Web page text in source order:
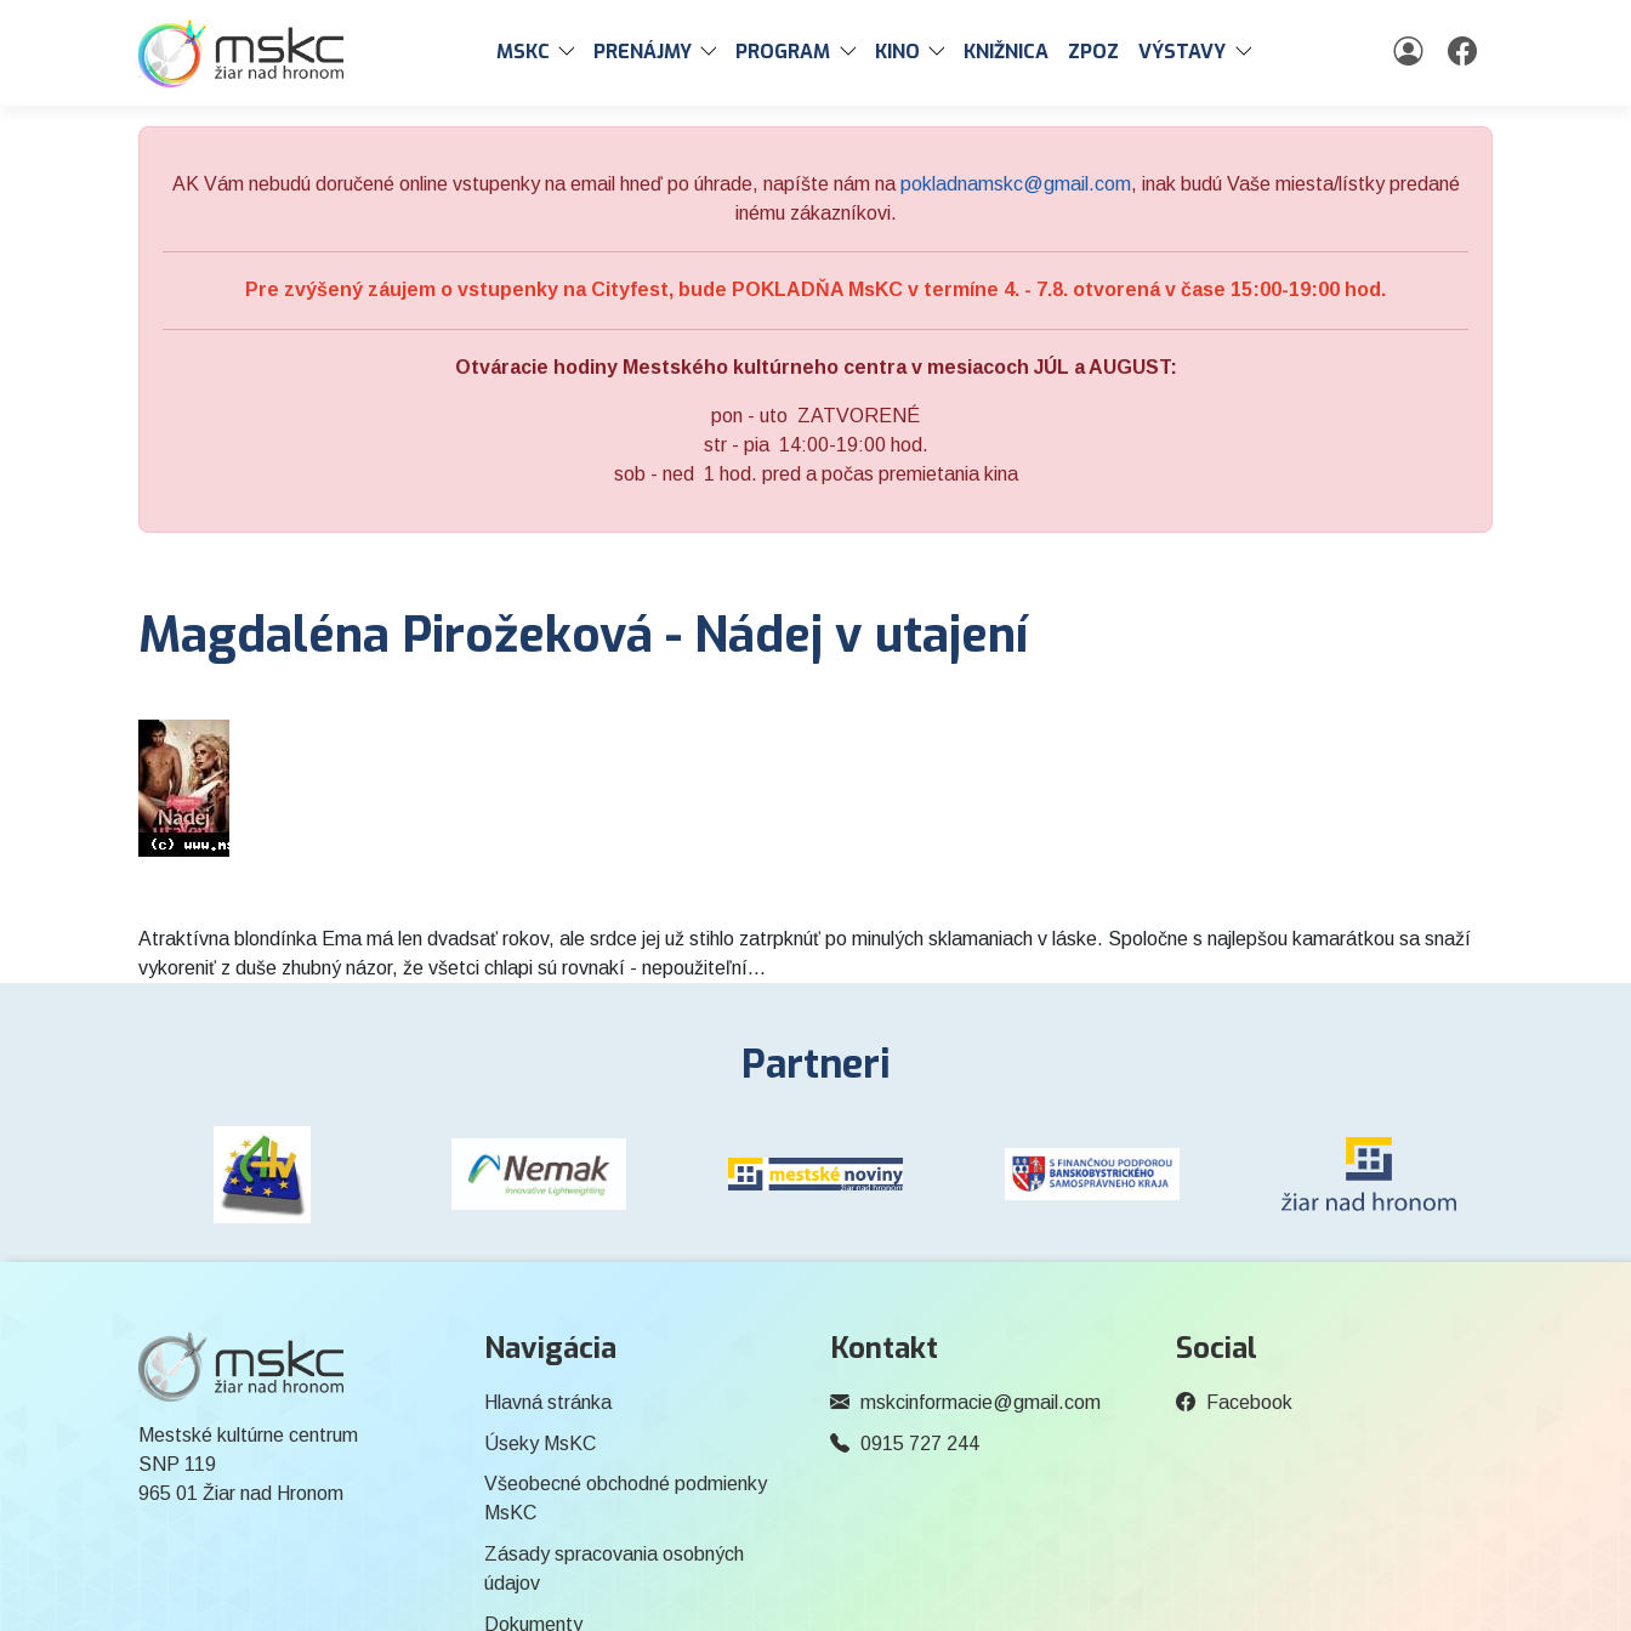
MSKC PRENÁJMY PROGRAM KINO KNIŽNICA ZPOZ VÝSTAVY
AK Vám nebudú doručené online vstupenky na email hneď po úhrade, napíšte nám na pokladnamskc@gmail.com, inak budú Vaše miesta/lístky predané
inému zákazníkovi.
Pre zvýšený záujem o vstupenky na Cityfest, bude POKLADŇA MsKC v termíne 4. - 7.8. otvorená v čase 15:00-19:00 hod.
Otváracie hodiny Mestského kultúrneho centra v mesiacoch JÚL a AUGUST:
pon - uto ZATVORENÉ
str - pia 14:00-19:00 hod.
sob - ned 1 hod. pred a počas premietania kina
Magdaléna Pirožeková - Nádej v utajení
Atraktívna blondínka Ema má len dvadsať rokov, ale srdce jej už stihlo zatrpknúť po minulých sklamaniach v láske. Spoločne s najlepšou kamarátkou sa snaží
vykoreniť z duše zhubný názor, že všetci chlapi sú rovnakí - nepoužiteľní...
Partneri
Mestské kultúrne centrum
SNP 119
965 01 Žiar nad Hronom
Navigácia
Hlavná stránka
Úseky MsKC
Všeobecné obchodné podmienky
MsKC
Zásady spracovania osobných
údajov
Dokumenty
Kontakt
mskcinformacie@gmail.com
0915 727 244
Social
Facebook